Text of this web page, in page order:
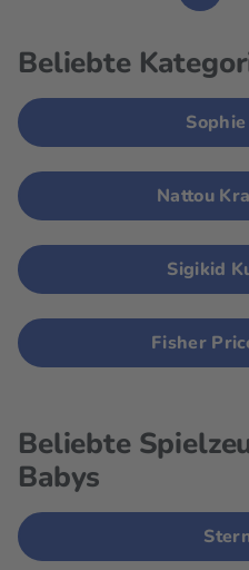
Beliebte
Nattou
Sigikid
Fisher
Beliebte
Babys